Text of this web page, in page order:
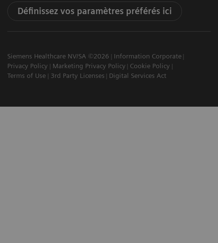
Définissez vos paramètres préférés ici
Siemens Healthcare NV/SA ©2026
Information Corporate
Privacy Policy
Marketing Privacy Policy
Cookie Policy
Terms of Use
3rd Party Licenses Digital Services Act